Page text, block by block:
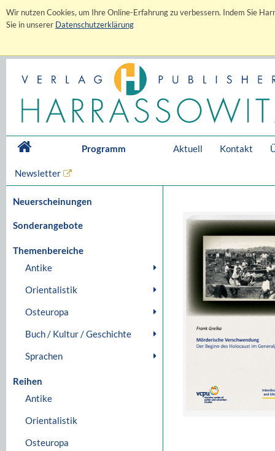
Wir nutzen Cookies, um Ihre Online-Erfahrung zu verbessern. Indem Sie
Sie in unserer Datenschutzerklärung
Programm Aktuell Kontakt
Newsletter
Neuerscheinungen
Sonderangebote
Themenbereiche
Antike
Orientalistik
Osteuropa
Buch / Kultur / Geschichte
Sprachen
Reihen
Antike
Orientalistik
Osteuropa